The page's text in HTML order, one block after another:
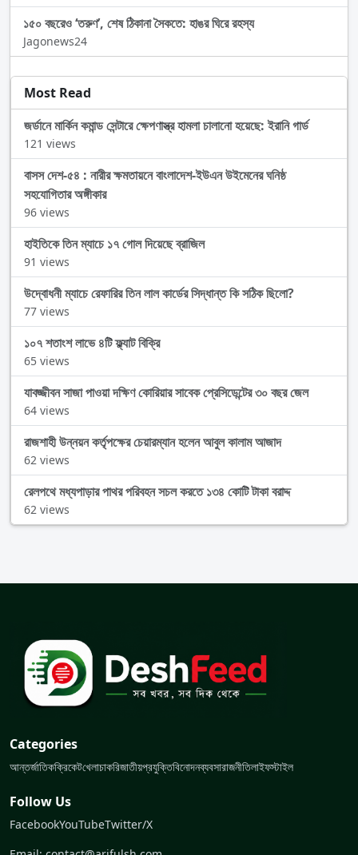
১৫০ বছরেও ‘তরুণ’, শেষ ঠিকানা সৈকতে: হাঙর ঘিরে রহস্য
Jagonews24
Most Read
জর্ডানে মার্কিন কমান্ড সেন্টারে ক্ষেপণাস্ত্র হামলা চালানো হয়েছে: ইরানি গার্ড
121 views
বাসস দেশ-৫৪ : নারীর ক্ষমতায়নে বাংলাদেশ-ইউএন উইমেনের ঘনিষ্ঠ
সহযোগিতার অঙ্গীকার
96 views
হাইতিকে তিন ম্যাচে ১৭ গোল দিয়েছে ব্রাজিল
91 views
উদ্বোধনী ম্যাচে রেফারির তিন লাল কার্ডের সিদ্ধান্ত কি সঠিক ছিলো?
77 views
১০৭ শতাংশ লাভে ৪টি ফ্ল্যাট বিক্রি
65 views
যাবজ্জীবন সাজা পাওয়া দক্ষিণ কোরিয়ার সাবেক প্রেসিডেন্টের ৩০ বছর জেল
64 views
রাজশাহী উন্নয়ন কর্তৃপক্ষের চেয়ারম্যান হলেন আবুল কালাম আজাদ
62 views
রেলপথে মধ্যপাড়ার পাথর পরিবহন সচল করতে ১৩৪ কোটি টাকা বরাদ্দ
62 views
Categories
আন্তর্জাতিকক্রিকেটখেলাচাকরিজাতীয়প্রযুক্তিবিনোদনব্যবসারাজনীতিলাইফস্টাইল
Follow Us
FacebookYouTubeTwitter/X